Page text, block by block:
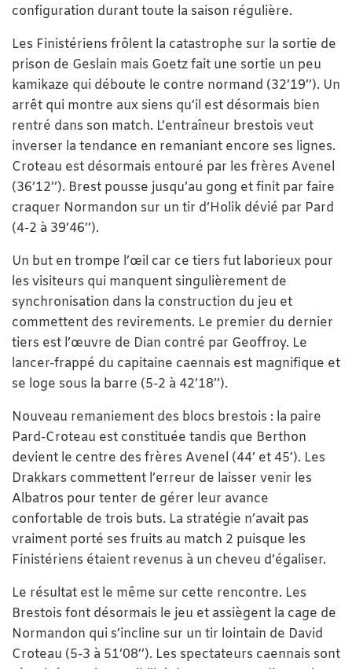
configuration durant toute la saison régulière.
Les Finistériens frôlent la catastrophe sur la sortie de
prison de Geslain mais Goetz fait une sortie un peu
kamikaze qui déboute le contre normand (32’19’’). Un
arrêt qui montre aux siens qu’il est désormais bien
rentré dans son match. L’entraîneur brestois veut
inverser la tendance en remaniant encore ses lignes.
Croteau est désormais entouré par les frères Avenel
(36’12’’). Brest pousse jusqu’au gong et finit par faire
craquer Normandon sur un tir d’Holik dévié par Pard
(4-2 à 39’46’’).
Un but en trompe l’œil car ce tiers fut laborieux pour
les visiteurs qui manquent singulièrement de
synchronisation dans la construction du jeu et
commettent des revirements. Le premier du dernier
tiers est l’œuvre de Dian contré par Geoffroy. Le
lancer-frappé du capitaine caennais est magnifique et
se loge sous la barre (5-2 à 42’18’’).
Nouveau remaniement des blocs brestois : la paire
Pard-Croteau est constituée tandis que Berthon
devient le centre des frères Avenel (44’ et 45’). Les
Drakkars commettent l’erreur de laisser venir les
Albatros pour tenter de gérer leur avance
confortable de trois buts. La stratégie n’avait pas
vraiment porté ses fruits au match 2 puisque les
Finistériens étaient revenus à un cheveu d’égaliser.
Le résultat est le même sur cette rencontre. Les
Brestois font désormais le jeu et assiègent la cage de
Normandon qui s’incline sur un tir lointain de David
Croteau (5-3 à 51’08’’). Les spectateurs caennais sont